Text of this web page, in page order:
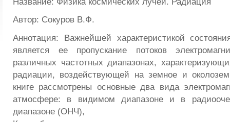
Автор: Сокуров В.Ф.
Аннотация: Важнейшей характеристикой
является ее пропускание потоков
различных частотных диапазонах,
радиации, воздействующей на земное и
книге рассмотрены основные два вида
атмосфере: в видимом диапазоне и в
диапазоне (ОНЧ),